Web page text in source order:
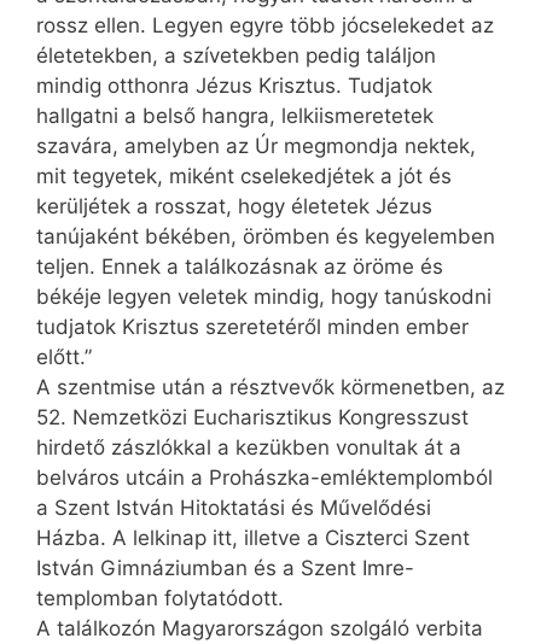
rossz ellen. Legyen egyre több jócselekedet az
életetekben, a szívetekben pedig találjon
mindig otthonra Jézus Krisztus. Tudjatok
hallgatni a belső hangra, lelkiismeretetek
szavára, amelyben az Úr megmondja nektek,
mit tegyetek, miként cselekedjétek a jót és
kerüljétek a rosszat, hogy életetek Jézus
tanújaként békében, örömben és kegyelemben
teljen. Ennek a találkozásnak az öröme és
békéje legyen veletek mindig, hogy tanúskodni
tudjatok Krisztus szeretetéről minden ember
előtt.”
A szentmise után a résztvevők körmenetben, az
52. Nemzetközi Eucharisztikus Kongresszust
hirdető zászlókkal a kezükben vonultak át a
belváros utcáin a Prohászka-emléktemplomból
a Szent István Hitoktatási és Művelődési
Házba. A lelkinap itt, illetve a Ciszterci Szent
István Gimnáziumban és a Szent Imre-
templomban folytatódott.
A találkozón Magyarországon szolgáló verbita